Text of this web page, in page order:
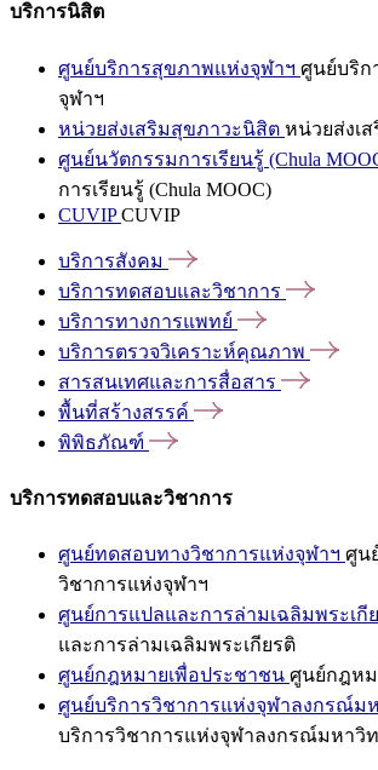
บริการนิสิต
ศูนย์บริการสุขภาพแห่งจุฬาฯ ศูนย์บริก
จุฬาฯ
หน่วยส่งเสริมสุขภาวะนิสิต หน่วยส่งเ
ศูนย์นวัตกรรมการเรียนรู้ (Chula
การเรียนรู้ (Chula MOOC)
CUVIPCUVIP
บริการสังคม
บริการทดสอบและวิชาการ
บริการทางการแพทย์
บริการตรวจวิเคราะห์คุณภาพ
สารสนเทศและการสื่อสาร
พื้นที่สร้างสรรค์
พิพิธภัณฑ์
บริการทดสอบและวิชาการ
ศูนย์ทดสอบทางวิชาการแห่งจุฬาฯ ศูน
วิชาการแห่งจุฬาฯ
ศูนย์การแปลและการล่ามเฉลิมพระเกี
และการล่ามเฉลิมพระเกียรติ
ศูนย์กฎหมายเพื่อประชาชน ศูนย์กฎห
ศูนย์บริการวิชาการแห่งจุฬาลงกรณ์ม
บริการวิชาการแห่งจุฬาลงกรณ์มหาวิ